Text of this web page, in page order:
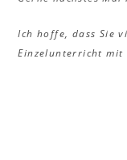
Ich hoffe, dass Sie
Einzelunterricht mit